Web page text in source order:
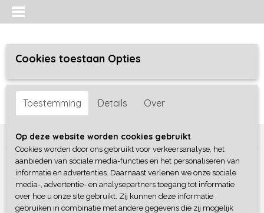
Inloggen Registreren
Home >Jongens baby>broeken>Blue Seven
Cookies toestaan Opties
Toestemming Details Over
Op deze website worden cookies gebruikt
Cookies worden door ons gebruikt voor verkeersanalyse, het
aanbieden van sociale media-functies en het personaliseren van
informatie en advertenties. Daarnaast verlenen we onze sociale
media-, advertentie- en analysepartners toegang tot informatie
over hoe u onze site gebruikt. Zij kunnen deze informatie
gebruiken in combinatie met andere gegevens die zij mogelijk